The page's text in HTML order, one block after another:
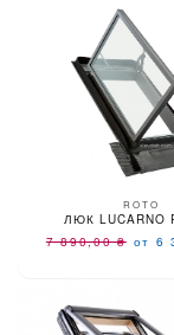
ROTO
ЛЮК LUCARNO
7 890,00₴ от 6